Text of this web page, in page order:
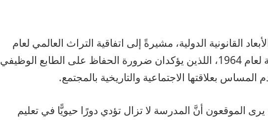
القانونية الدولية، مشيرةً إلى اتفاقية التراث العالمي لعام
1972 وميثاق البندقية لعام 1964، اللذين يؤكدان ضرورة الحفاظ على الطابع الوظيفي
المساس بعلاقتها الاجتماعية والتاريخية بالمجتمع.
يرى الموقعون أنَّ المدرسة لا تزال تؤدي دورًا حيويًّا في تعليم